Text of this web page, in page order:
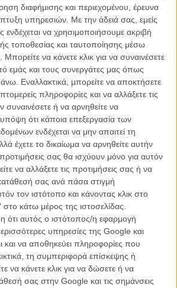
διαφήμισης και περιεχομένου, έρευνα
υπηρεσιών. Με την άδειά σας, εμείς
ενδέχεται να χρησιμοποιήσουμε ακριβή
τοποθεσίας και ταυτοποίησης μέσω
να κάνετε κλικ για να συναινέσετε
εμάς και τους συνεργάτες μας όπως
Εναλλακτικά, μπορείτε να αποκτήσετε
πληροφορίες και να αλλάξετε τις
συναινέσετε ή να αρνηθείτε να
ότι κάποια επεξεργασία των
ενδέχεται να μην απαιτεί τη
έχετε το δικαίωμα να αρνηθείτε αυτήν
σας θα ισχύουν μόνο για αυτόν
να αλλάξετε τις προτιμήσεις σας ή να
σας ανά πάσα στιγμή
τον ιστότοπο και κάνοντας κλικ στο
κάτω μέρος της ιστοσελίδας.
ότι αυτός ο ιστότοπος/η εφαρμογή
υπηρεσίες της Google και
και να αποθηκεύει πληροφορίες που
τη συμπεριφορά επίσκεψης ή
να κάνετε κλικ για να δώσετε ή να
σας στην Google και τις σημάνσεις
έχουν επιστρατεύσει κάθε στραμμένο
να αποτρέψουν την πιθανή εκλογή του
Προέδρου. Από τον Σον Πεν στον
τον Μπρους Σπρίνγκστιν στον Τζορτζ
γενναιόδωρη και μεγάλη. Αυτή τη φορά όμως,
έκπληξη το ποιος τον αποκυρρήσσει. Ο
πρώην Κυβερνήτης της Καλιφόρνια, είναι
πιστός Ρεπουμπλικανός. Κι όμως, όπως
τιμή τους) Ρεπουμπλικανοί διαχωρίζουν τη
ό,τι είναι και ό,τι θα κουβαλήσει στο
τους ο Ντόναλντ Τραμπ (πόσο ειρωνικό
τη θέση του Τραμπ στο «Celebrity
Ντάγκλας συγκρίνει τον Ντόναλντ
μια σπαρακτική εξομολόγηση